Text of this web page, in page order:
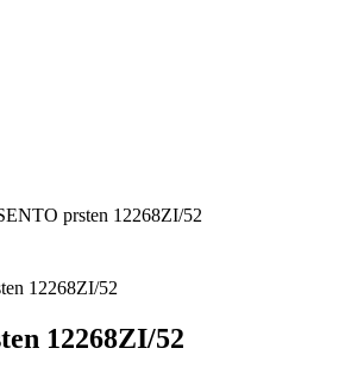
prsten 12268ZI/52
12268ZI/52